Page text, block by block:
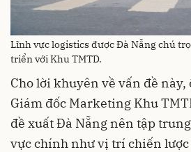
Lĩnh vực logistics được Đà Nẵng chú
triển với Khu TMTD.
Cho lời khuyên về vấn đề này,
Giám đốc Marketing Khu
đề xuất Đà Nẵng nên tập
vực chính như vị trí chiến lược